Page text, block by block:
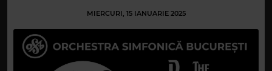
MIERCURI, 15 IANUARIE 2025